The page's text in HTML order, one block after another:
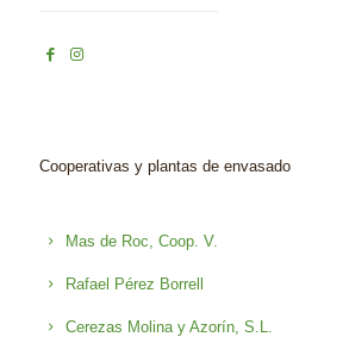
Cooperativas y plantas de envasado
Mas de Roc, Coop. V.
Rafael Pérez Borrell
Cerezas Molina y Azorín, S.L.